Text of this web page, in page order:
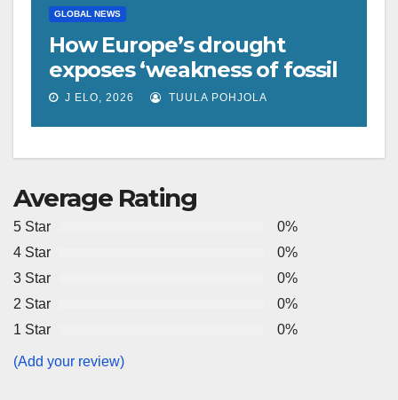
GLOBAL NEWS
How Europe’s drought
exposes ‘weakness of fossil
fuels’ as Poland forced to
J ELO, 2026 TUULA POHJOLA
Average Rating
5 Star
0%
4 Star
0%
3 Star
0%
2 Star
0%
1 Star
0%
(Add your review)